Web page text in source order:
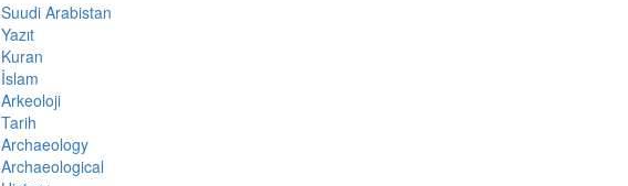
Suudi Arabistan
Yazıt
Kuran
İslam
Arkeoloji
Tarih
Archaeology
Archaeological